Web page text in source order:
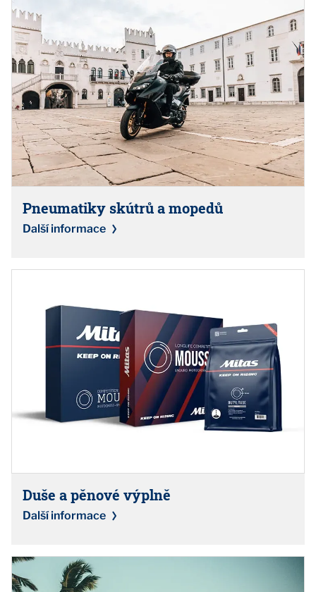
Pneumatiky skútrů a mopedů
Další informace
Duše a pěnové výplně
Další informace